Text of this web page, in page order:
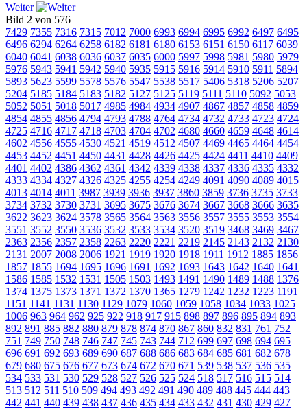
Weiter
Bild 2 von 576
7429 7355 7316 7315 7012 7000 6993 6994 6995 6992 6497 6495
6496 6294 6264 6258 6182 6181 6180 6153 6151 6150 6117 6039
6040 6041 6038 6036 6037 6035 6000 5997 5998 5981 5980 5979
5976 5943 5941 5942 5940 5935 5915 5916 5914 5910 5911 5894
5893 5623 5599 5578 5576 5547 5538 5517 5406 5318 5206 5207
5204 5185 5184 5183 5182 5127 5125 5119 5111 5110 5092 5053
5052 5051 5018 5017 4985 4984 4934 4907 4867 4857 4858 4859
4854 4855 4856 4794 4793 4788 4764 4734 4732 4733 4723 4724
4725 4716 4717 4718 4703 4704 4702 4680 4660 4659 4648 4614
4602 4556 4555 4530 4521 4519 4512 4507 4469 4465 4464 4454
4453 4452 4451 4450 4431 4428 4426 4425 4424 4411 4410 4409
4401 4402 4386 4362 4361 4342 4339 4338 4337 4336 4335 4332
4333 4334 4327 4326 4325 4255 4254 4249 4091 4090 4089 4015
4013 4014 4011 3987 3939 3936 3937 3860 3859 3736 3735 3733
3734 3732 3730 3731 3695 3675 3676 3674 3667 3668 3666 3635
3622 3623 3624 3578 3565 3564 3563 3556 3557 3555 3553 3554
3551 3552 3550 3536 3532 3533 3534 3520 3519 3468 3469 3467
2363 2356 2357 2358 2263 2220 2221 2219 2145 2143 2132 2130
2131 2007 2008 2006 1921 1919 1920 1918 1911 1912 1885 1856
1857 1855 1694 1695 1696 1691 1692 1693 1643 1642 1640 1641
1586 1585 1532 1531 1505 1503 1493 1491 1490 1489 1488 1376
1374 1375 1373 1371 1372 1370 1365 1279 1242 1232 1223 1191
1151 1141 1131 1130 1129 1079 1060 1059 1058 1034 1033 1025
1006 963 964 962 925 922 918 917 915 898 897 896 895 894 893
892 891 885 882 880 879 878 874 870 867 860 832 831 761 752
751 749 750 748 746 747 745 743 744 712 699 697 698 694 695
696 691 692 693 689 690 687 688 686 683 684 685 681 682 678
679 680 675 676 677 673 674 672 670 671 539 538 537 536 535
534 533 531 530 529 528 527 526 525 524 518 517 516 515 514
513 512 511 510 509 494 493 492 491 490 489 488 445 444 443
442 441 440 439 438 437 436 435 434 433 432 431 430 429 427